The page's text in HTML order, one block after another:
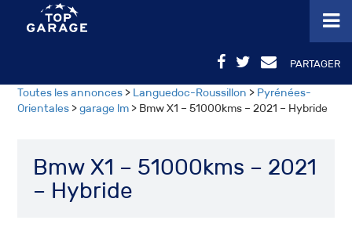
PARTAGER
Toutes les annonces > Languedoc-Roussillon > Pyrénées-
Orientales >garage lm > Bmw X1 – 51000kms – 2021 – Hybride
Bmw X1 – 51000kms – 2021
– Hybride